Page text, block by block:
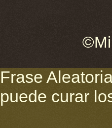
Frase
puede curar